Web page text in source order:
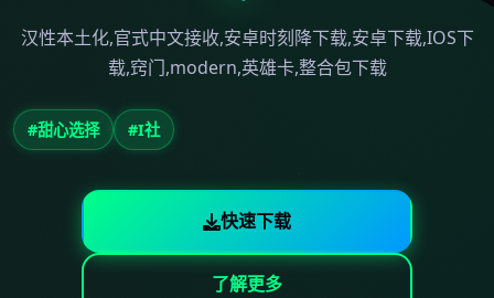
汉性本土化,官式中文接收,安卓时刻降下载,安卓下载,IOS下
载,窍门,modern,英雄卡,整合包下载
#甜心选择 #I社
快速下载
了解更多